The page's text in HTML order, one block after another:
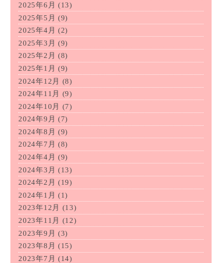
2025年6月 (13)
2025年5月 (9)
2025年4月 (2)
2025年3月 (9)
2025年2月 (8)
2025年1月 (9)
2024年12月 (8)
2024年11月
(9)
2024年10月
(7)
2024年9月 (7)
2024年8月 (9)
2024年7月 (8)
2024年4月 (9)
2024年3月 (13)
2024年2月 (19)
2024年1月 (1)
2023年12月
(13)
2023年11月
(12)
2023年9月 (3)
2023年8月 (15)
2023年7月 (14)